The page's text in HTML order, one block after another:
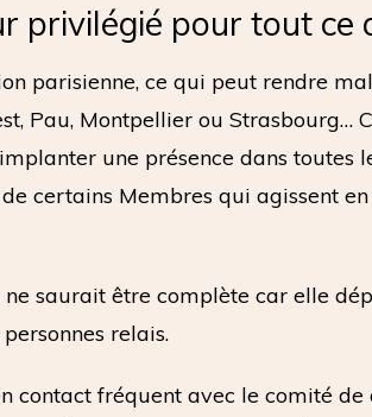
privilégié pour tout ce
parisienne, ce qui peut rendre
Pau, Montpellier ou Strasbourg…
une présence dans toutes
certains Membres qui agissent en
saurait être complète car elle
relais.
contact fréquent avec le comité de